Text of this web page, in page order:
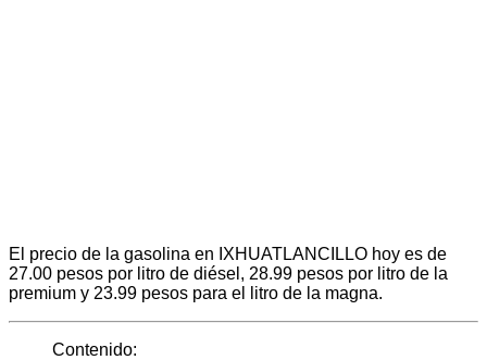
El precio de la gasolina en IXHUATLANCILLO hoy es de
27.00 pesos por litro de diésel, 28.99 pesos por litro de la
premium y 23.99 pesos para el litro de la magna.
Contenido: